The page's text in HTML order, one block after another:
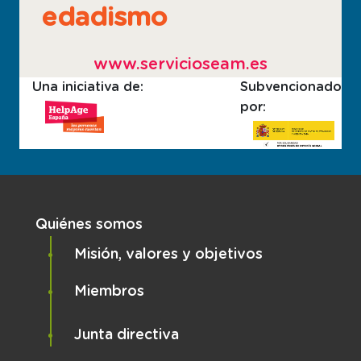
edadismo
www.servicioseam.es
Una iniciativa de:
Subvencionado
por:
Navegación principal
Quiénes somos
Misión, valores y objetivos
Miembros
Junta directiva